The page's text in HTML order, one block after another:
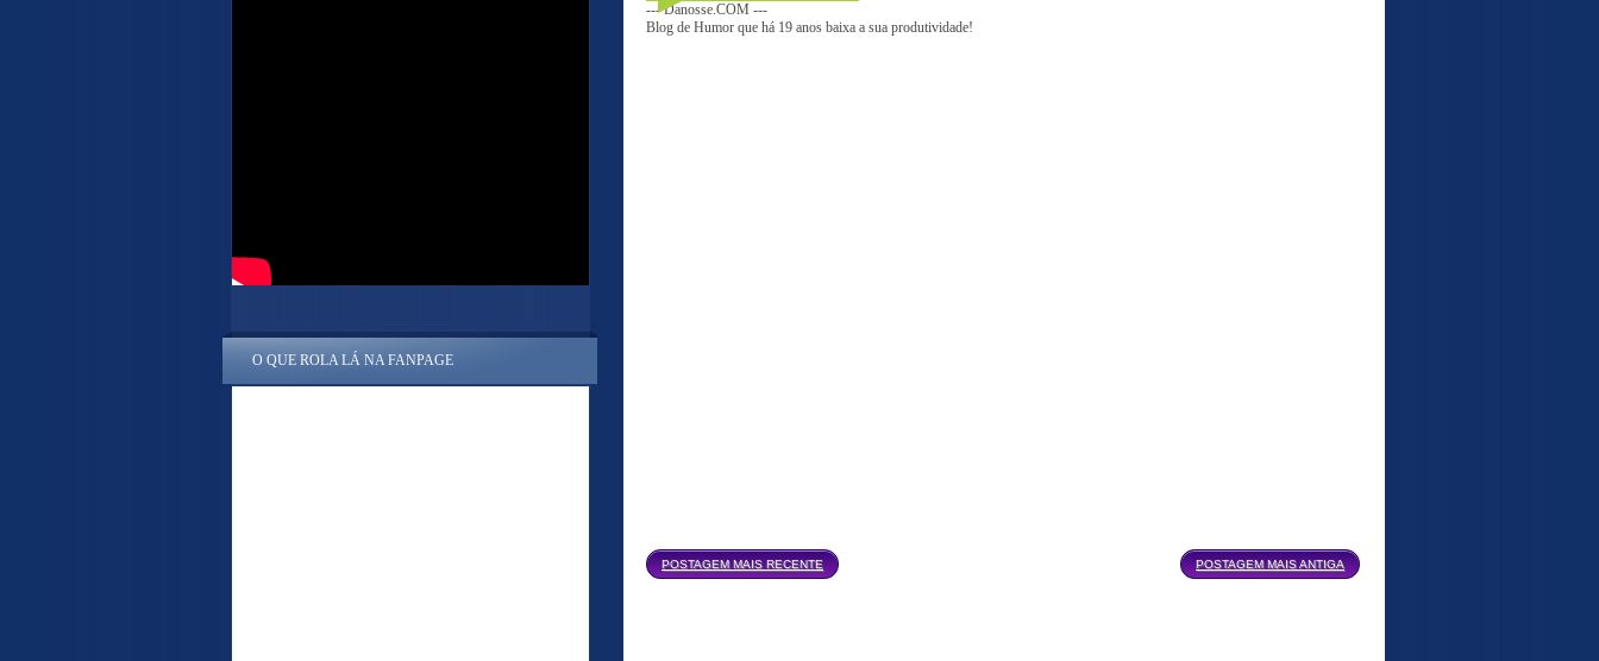
--- Danosse.COM ---
Blog de Humor que há 19 anos baixa a sua produtividade!
POSTAGEM MAIS RECENTE POSTAGEM MAIS ANTIGA
O QUE ROLA LÁ NA FANPAGE